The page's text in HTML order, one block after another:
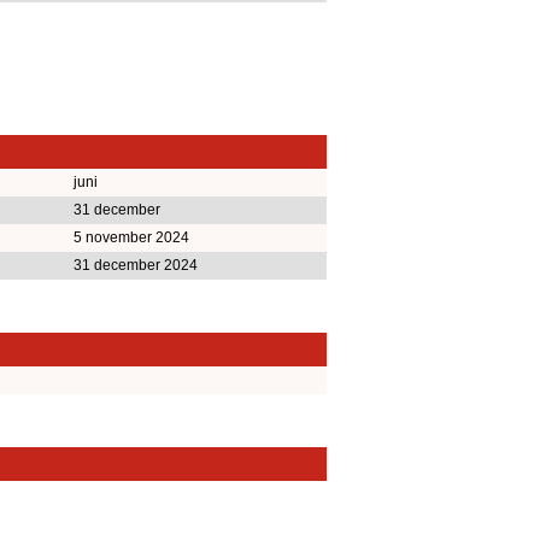
juni
31 december
5 november 2024
31 december 2024